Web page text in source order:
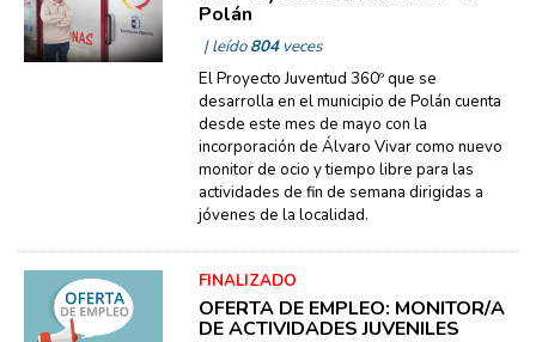
Polán
| leído804veces
El Proyecto Juventud 360º que se
desarrolla en el municipio de Polán cuenta
desde este mes de mayo con la
incorporación de Álvaro Vivar como nuevo
monitor de ocio y tiempo libre para las
actividades de fin de semana dirigidas a
jóvenes de la localidad.
FINALIZADO
OFERTA DE EMPLEO: MONITOR/A
DE ACTIVIDADES JUVENILES